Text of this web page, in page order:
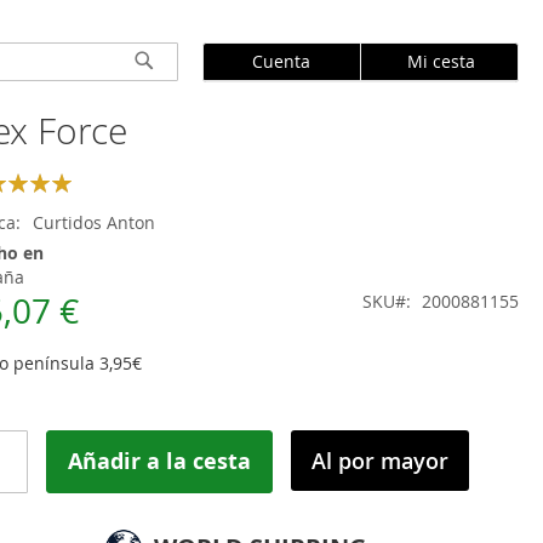
Buscar
Cuenta Mi cesta
Force
Curtidos Anton
en
SKU
2000881155
€
península 3,95€
Añadir a la cesta Al por mayor